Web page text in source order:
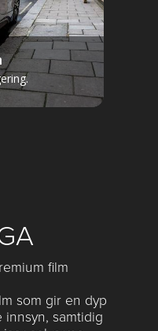
film
som gir en dyp
samtidig